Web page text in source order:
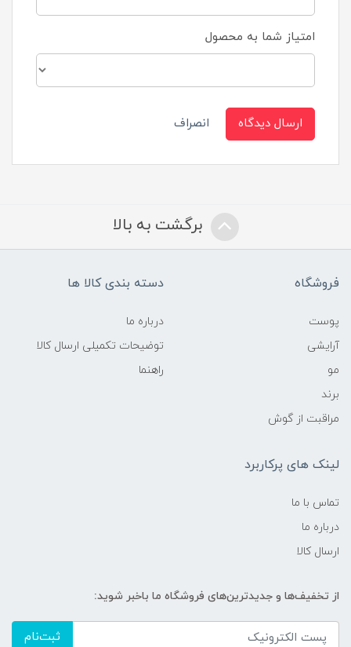
امتیاز شما به محصول
ارسال دیدگاه انصراف
برگشت به بالا
فروشگاه
پوست
آرایشی
مو
برند
مراقبت از گوش
دسته بندی کالا ها
درباره ما
توضیحات تکمیلی ارسال کالا
راهنما
لینک های پرکاربرد
تماس با ما
درباره ما
ارسال کالا
از تخفیف‌ها و جدیدترین‌های فروشگاه ما باخبر شوید:
ثبت‌نام